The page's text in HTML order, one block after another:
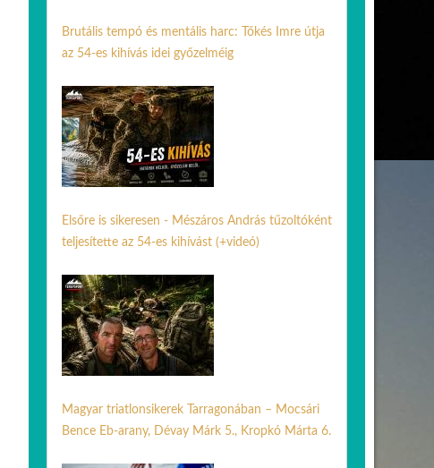
Brutális tempó és mentális harc: Tőkés Imre útja
az 54-es kihívás idei győzelméig
Elsőre is sikeresen - Mészáros András tűzoltóként
teljesítette az 54-es kihívást (+videó)
Magyar triatlonsikerek Tarragonában – Mocsári
Bence Eb-arany, Dévay Márk 5., Kropkó Márta 6.